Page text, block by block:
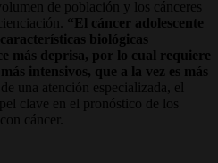
de población y los cánceres
“El cáncer adolescente
biológicas
más deprisa, por lo cual requiere
intensivos, que a la vez es más
de una atención especializada, el
clave en el pronóstico de los
cáncer.